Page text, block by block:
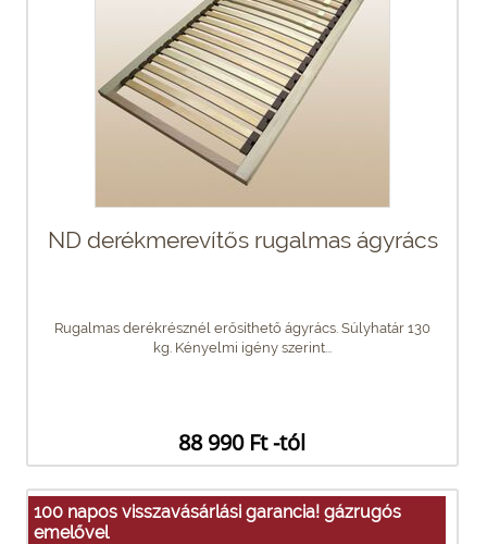
ND derékmerevítős rugalmas ágyrács
Rugalmas derékrésznél erősíthető ágyrács. Súlyhatár 130
kg. Kényelmi igény szerint...
88 990 Ft -tól
100 napos visszavásárlási garancia! gázrugós
emelővel